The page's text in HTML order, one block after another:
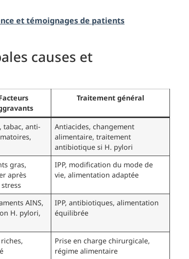
et témoignages de patients
causes et
Traitement général
tabac, anti-
Antiacides, changement
alimentaire, traitement
antibiotique si H. pylori
gras,
après
IPP, modification du mode de
vie, alimentation adaptée
AINS,
H. pylori,
IPP, antibiotiques, alimentation
équilibrée
Prise en charge chirurgicale,
régime alimentaire